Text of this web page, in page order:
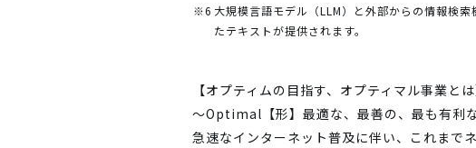
※6 大規模言語モデル（LLM）と外部からの情報検
たテキストが提供されます。
【オプティムの目指す、オプティマル事業とは
～Optimal【形】最適な、最善の、最も有利
急速なインターネット普及に伴い、これまで